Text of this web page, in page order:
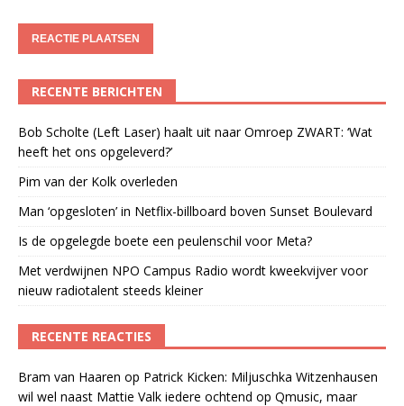
RECENTE BERICHTEN
Bob Scholte (Left Laser) haalt uit naar Omroep ZWART: ‘Wat
heeft het ons opgeleverd?’
Pim van der Kolk overleden
Man ‘opgesloten’ in Netflix-billboard boven Sunset Boulevard
Is de opgelegde boete een peulenschil voor Meta?
Met verdwijnen NPO Campus Radio wordt kweekvijver voor
nieuw radiotalent steeds kleiner
RECENTE REACTIES
Bram van Haaren op Patrick Kicken: Miljuschka Witzenhausen
wil wel naast Mattie Valk iedere ochtend op Qmusic, maar